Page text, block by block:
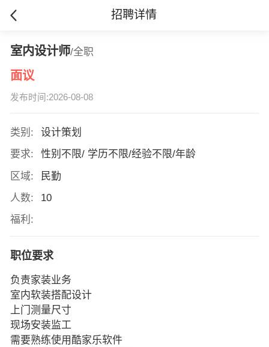
招聘详情
室内设计师/全职
面议
发布时间:2026-08-08
类别:
设计策划
要求:
性别不限/ 学历不限/经验不限/年龄
区域:
民勤
人数:
10
福利:
职位要求
负责家装业务
室内软装搭配设计
上门测量尺寸
现场安装监工
需要熟练使用酷家乐软件